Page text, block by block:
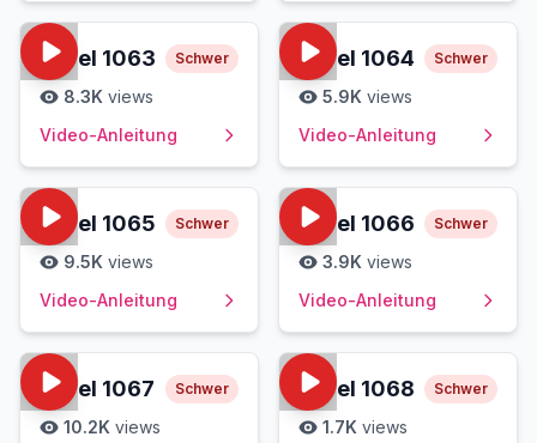
Level 1063 Schwer
8.3K views
Video-Anleitung
Level 1064 Schwer
5.9K views
Video-Anleitung
Level 1065 Schwer
9.5K views
Video-Anleitung
Level 1066 Schwer
3.9K views
Video-Anleitung
Level 1067 Schwer
10.2K views
Level 1068 Schwer
1.7K views